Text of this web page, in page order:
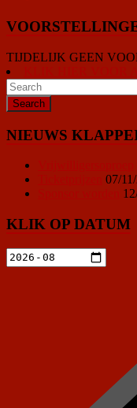
TIJDELIJK GEEN
NIEUWS
07/
KLIK OP DATUM